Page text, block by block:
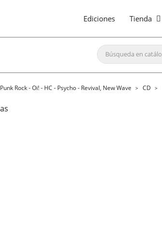
Ediciones Tienda
Punk Rock - Oi! - HC - Psycho - Revival, New Wave CD